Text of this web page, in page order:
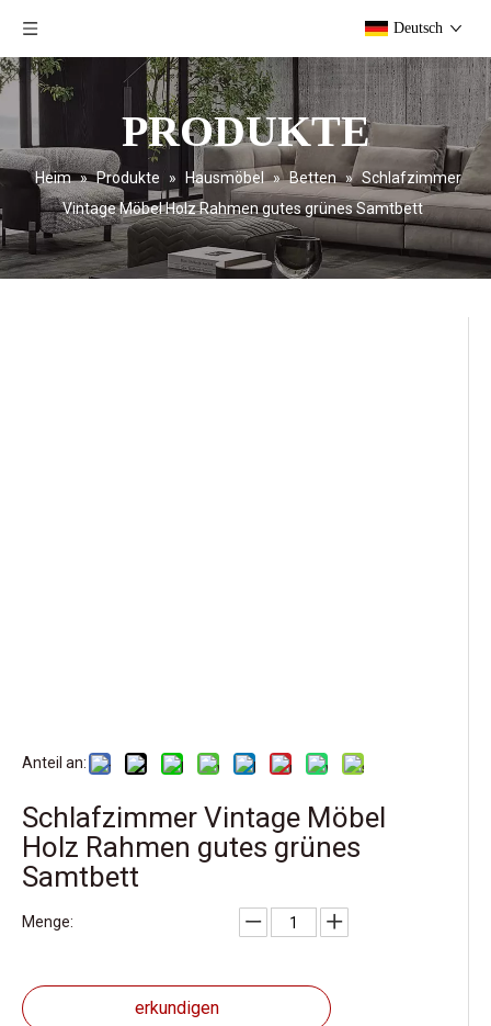
Deutsch
PRODUKTE
Heim » Produkte » Hausmöbel » Betten » Schlafzimmer
Vintage Möbel Holz Rahmen gutes grünes Samtbett
Anteil an:
Schlafzimmer Vintage Möbel
Holz Rahmen gutes grünes
Samtbett
Menge:
erkundigen